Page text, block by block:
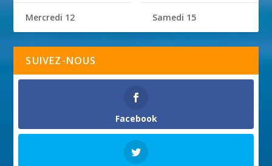
Mercredi 12 Samedi 15
SUIVEZ-NOUS
Facebook